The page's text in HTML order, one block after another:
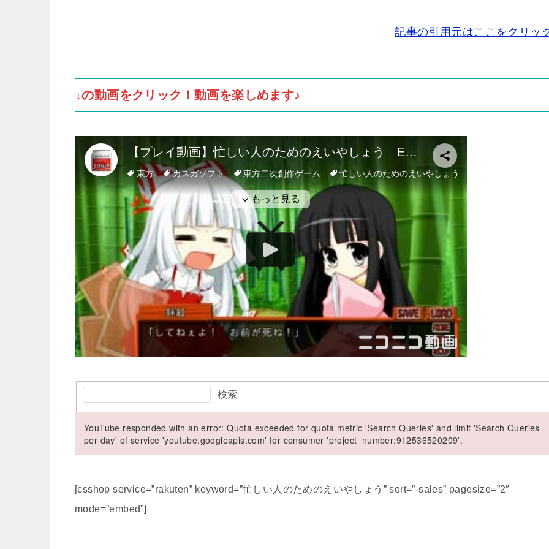
記事の引用元はここをクリッ
↓の動画をクリック！動画を楽しめます♪
検索
YouTube responded with an error: Quota exceeded for quota metric 'Search Queries' and limit 'Search Queries
per day' of service 'youtube.googleapis.com' for consumer 'project_number:912536520209'.
[csshop service=”rakuten” keyword=”忙しい人のためのえいやしょう” sort=”-sales” pagesize=”2″
mode=”embed”]